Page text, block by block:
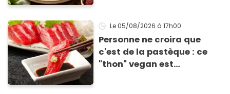
grillades
Le 05/08/2026 à 17h00
Personne ne croira que
c'est de la pastèque : ce
"thon" vegan est